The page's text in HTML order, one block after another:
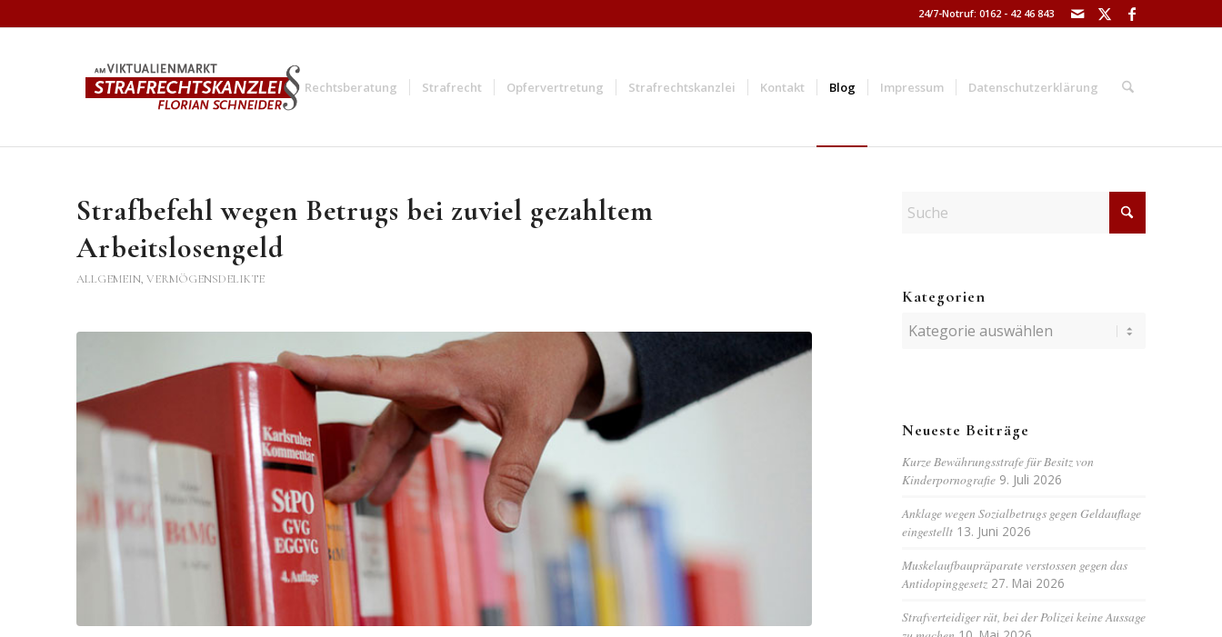
24/7-Notruf: 0162 - 42 46 843
Rechtsberatung Strafrecht Opfervertretung Strafrechtskanzlei Kontakt Blog Impressum Datenschutzerklärung
Strafbefehl wegen Betrugs bei zuviel gezahltem
Arbeitslosengeld
ALLGEMEIN, VERMÖGENSDELIKTE
Kategorien
Kategorien
Neueste Beiträge
Kurze Bewährungsstrafe für Besitz von
Kinderpornografie 9. Juli 2026
Anklage wegen Sozialbetrugs gegen Geldauflage
eingestellt 13. Juni 2026
Muskelaufbaupräparate verstossen gegen das
Antidopinggesetz 27. Mai 2026
Strafverteidiger rät, bei der Polizei keine Aussage